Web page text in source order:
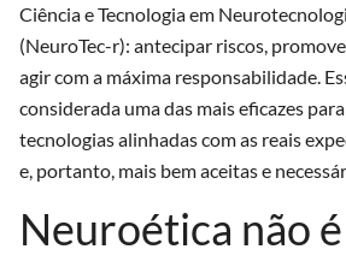
Ciência e Tecnologia em
(NeuroTec-r): antecipar riscos,
agir com a máxima responsabilidade.
considerada uma das mais eficazes
tecnologias alinhadas com as reais
e, portanto, mais bem aceitas e
Neuroética não